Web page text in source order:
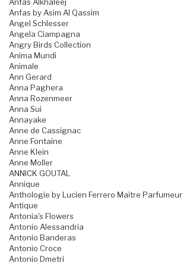
Anfas Alkhaleej
Anfas by Asim Al Qassim
Angel Schlesser
Angela Ciampagna
Angry Birds Collection
Anima Mundi
Animale
Ann Gerard
Anna Paghera
Anna Rozenmeer
Anna Sui
Annayake
Anne de Cassignac
Anne Fontaine
Anne Klein
Anne Moller
ANNICK GOUTAL
Annique
Anthologie by Lucien Ferrero Maitre Parfumeur
Antique
Antonia's Flowers
Antonio Alessandria
Antonio Banderas
Antonio Croce
Antonio Dmetri